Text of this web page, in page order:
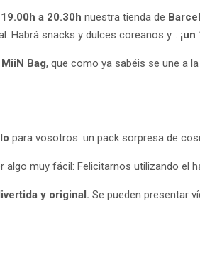
a 20.30h nuestra tienda de
Habrá snacks y dulces coreanos y…
MiiN Bag, que como ya sabéis se une a
para vosotros: un pack sorpresa de
algo muy fácil: Felicitarnos utilizando el
y original. Se pueden presentar